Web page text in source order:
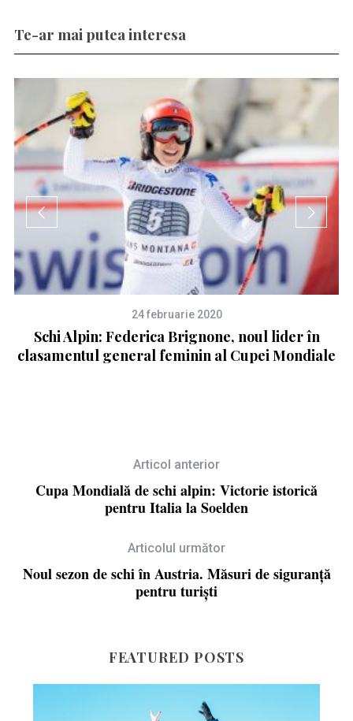
Te-ar mai putea interesa
24 februarie 2020
Schi Alpin: Federica Brignone, noul lider în
clasamentul general feminin al Cupei Mondiale
Articol anterior
Cupa Mondială de schi alpin: Victorie istorică
pentru Italia la Soelden
Articolul următor
Noul sezon de schi în Austria. Măsuri de siguranță
pentru turiști
FEATURED POSTS